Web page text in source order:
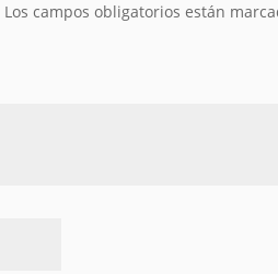
Los campos obligatorios están